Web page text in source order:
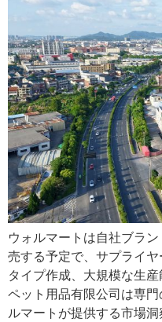
ウォルマートは自社ブラ
売する予定で、サプライ
タイプ作成、大規模な生
ペット用品有限公司は専
ルマートが提供する市場